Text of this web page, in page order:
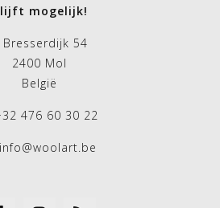
mogelijk!
Bresserdijk 54
2400 Mol
België
476 60 30 22
info@woolart.be